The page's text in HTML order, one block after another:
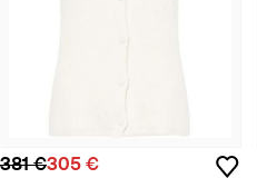
381 €305 €